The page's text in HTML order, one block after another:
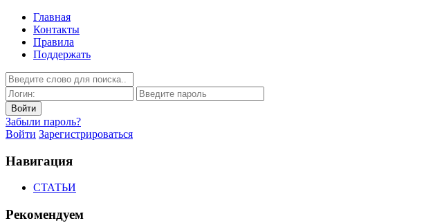
Главная
Контакты
Правила
Поддержать
Забыли пароль?
Войти Зарегистрироваться
Навигация
СТАТЬИ
Рекомендуем